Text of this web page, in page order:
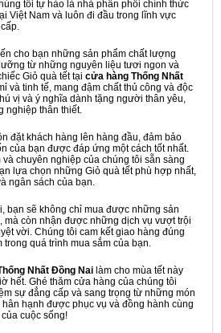
tôi tự hào là nhà phân phối chính thức
Việt Nam và luôn đi đầu trong lĩnh vực
cho bạn những sản phẩm chất lượng
từ những nguyên liệu tươi ngon và
Giỏ quà tết tại cửa hàng Thống Nhất
và tinh tế, mang đậm chất thủ công và độc
vị và ý nghĩa dành tặng người thân yêu,
nghiệp thân thiết.
đặt khách hàng lên hàng đầu, đảm bảo
của bạn được đáp ứng một cách tốt nhất.
chuyên nghiệp của chúng tôi sẵn sàng
lựa chọn những Giỏ quà tết phù hợp nhất,
ngân sách của bạn.
bạn sẽ không chỉ mua được những sản
mà còn nhận được những dịch vụ vượt trội
vời. Chúng tôi cam kết giao hàng đúng
trong quá trình mua sắm của bạn.
Nhất Đồng Nai làm cho mùa tết này
hết. Ghé thăm cửa hàng của chúng tôi
sự đẳng cấp và sang trọng từ những món
hạnh được phục vụ và đồng hành cùng
cuộc sống!